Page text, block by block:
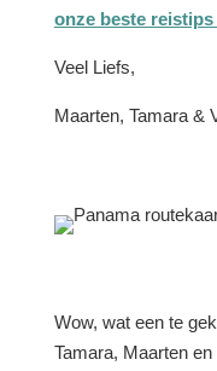
onze beste
Veel Liefs,
Maarten, Tamara &
Wow, wat een te
Tamara, Maarten